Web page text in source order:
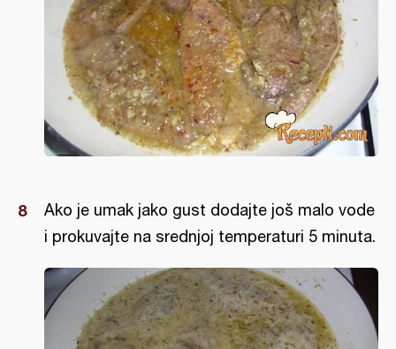
Ako je umak jako gust dodajte još malo vode
i prokuvajte na srednjoj temperaturi 5 minuta.